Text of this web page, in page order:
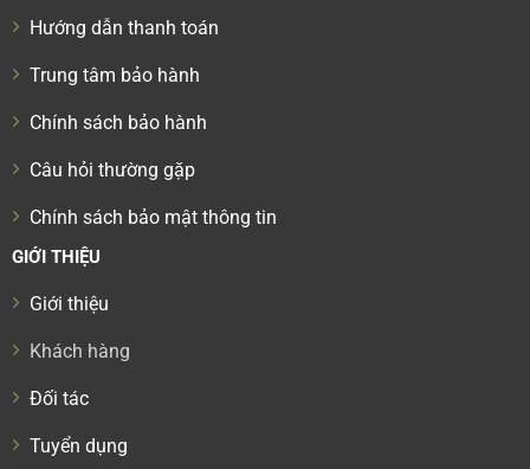
Hướng dẫn thanh toán
Trung tâm bảo hành
Chính sách bảo hành
Câu hỏi thường gặp
Chính sách bảo mật thông tin
GIỚI THIỆU
Giới thiệu
Khách hàng
Đối tác
Tuyển dụng